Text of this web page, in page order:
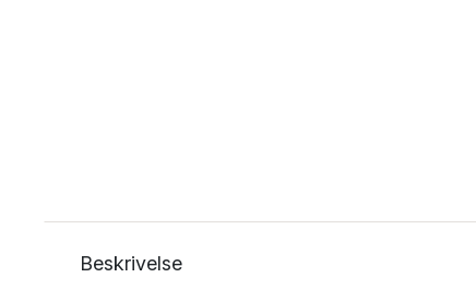
Beskrivelse